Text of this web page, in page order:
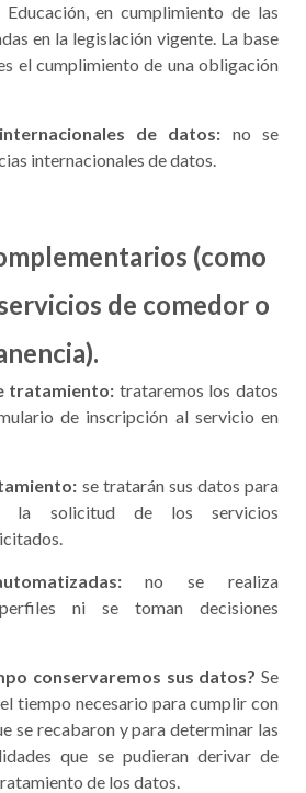
en cumplimiento de las
en la legislación vigente. La base
el cumplimiento de una obligación
de datos: no se
internacionales de datos.
(como
de comedor o
tratamiento: trataremos los datos
de inscripción al servicio en
se tratarán sus datos para
la solicitud de los servicios
no se realiza
ni se toman decisiones
conservaremos sus datos? Se
tiempo necesario para cumplir con
se recabaron y para determinar las
que se pudieran derivar de
de los datos.